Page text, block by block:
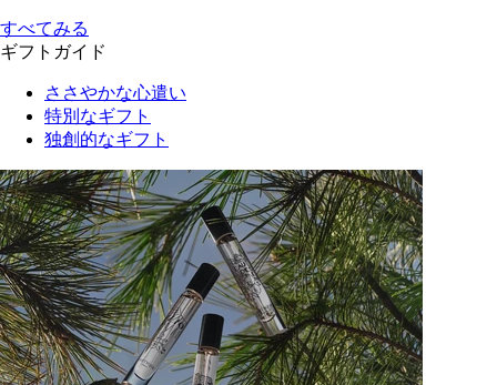
すべてみる
ギフトガイド
ささやかな心遣い
特別なギフト
独創的なギフト